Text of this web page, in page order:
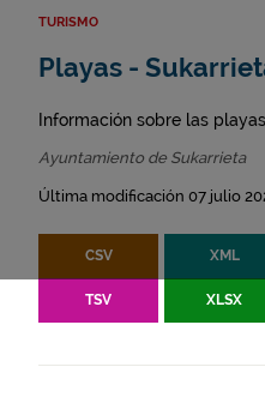
TURISMO
Playas -
Información sobre las
Ayuntamiento de Sukarrieta
Última modificación 07 julio
CSV XML
TSV XLSX